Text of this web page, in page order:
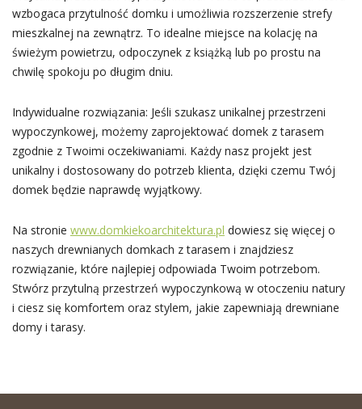
wzbogaca przytulność domku i umożliwia rozszerzenie strefy
mieszkalnej na zewnątrz. To idealne miejsce na kolację na
świeżym powietrzu, odpoczynek z książką lub po prostu na
chwilę spokoju po długim dniu.
Indywidualne rozwiązania: Jeśli szukasz unikalnej przestrzeni
wypoczynkowej, możemy zaprojektować domek z tarasem
zgodnie z Twoimi oczekiwaniami. Każdy nasz projekt jest
unikalny i dostosowany do potrzeb klienta, dzięki czemu Twój
domek będzie naprawdę wyjątkowy.
Na stronie www.domkiekoarchitektura.pl dowiesz się więcej o
naszych drewnianych domkach z tarasem i znajdziesz
rozwiązanie, które najlepiej odpowiada Twoim potrzebom.
Stwórz przytulną przestrzeń wypoczynkową w otoczeniu natury
i ciesz się komfortem oraz stylem, jakie zapewniają drewniane
domy i tarasy.